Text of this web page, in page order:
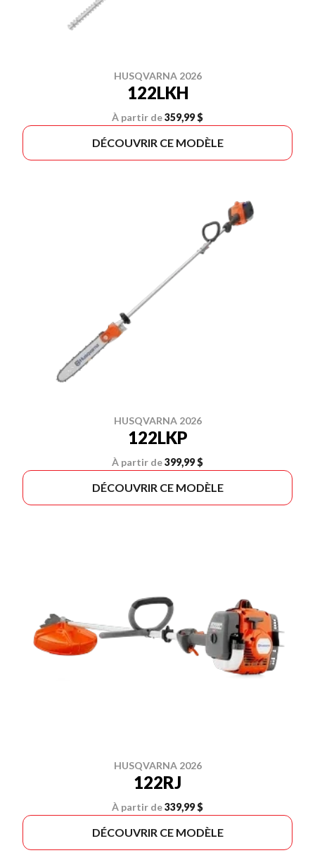
HUSQVARNA 2026
122LKH
À partir de359,99 $
DÉCOUVRIR CE MODÈLE
HUSQVARNA 2026
122LKP
À partir de399,99 $
DÉCOUVRIR CE MODÈLE
HUSQVARNA 2026
122RJ
À partir de339,99 $
DÉCOUVRIR CE MODÈLE